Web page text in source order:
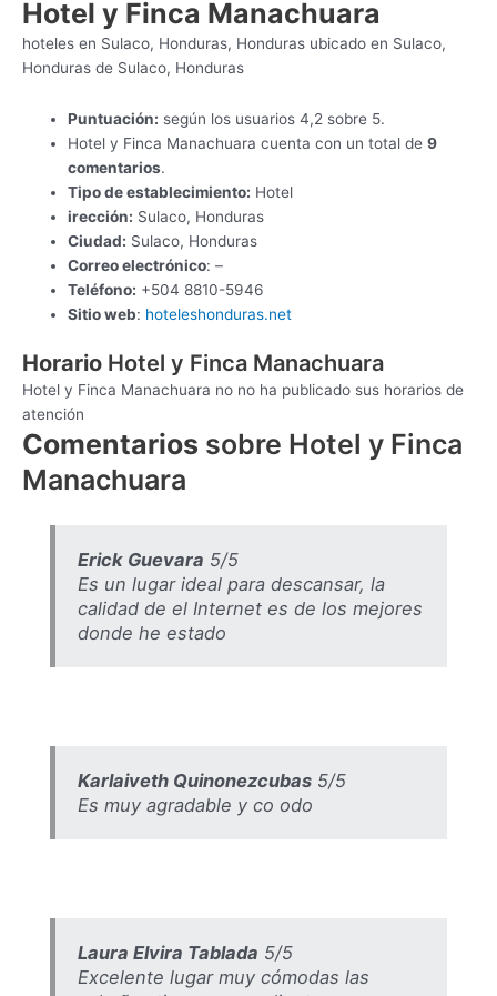
Hotel y Finca Manachuara
hoteles en Sulaco, Honduras, Honduras ubicado en Sulaco,
Honduras de Sulaco, Honduras
Puntuación: según los usuarios 4,2 sobre 5.
Hotel y Finca Manachuara cuenta con un total de9
comentarios.
Tipo de establecimiento: Hotel
irección: Sulaco, Honduras
Ciudad: Sulaco, Honduras
Correo electrónico: –
Teléfono: +504 8810-5946
Sitio web: hoteleshonduras.net
Horario Hotel y Finca Manachuara
Hotel y Finca Manachuara no no ha publicado sus horarios de
atención
Comentarios sobre Hotel y Finca
Manachuara
Erick Guevara 5/5
Es un lugar ideal para descansar, la
calidad de el Internet es de los mejores
donde he estado
Karlaiveth Quinonezcubas5/5
Es muy agradable y co odo
Laura Elvira Tablada 5/5
Excelente lugar muy cómodas las